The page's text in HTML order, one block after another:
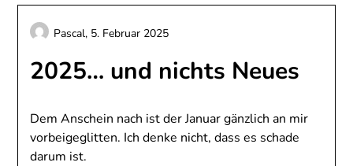
2025… und nichts Neues
Pascal, 5. Februar 2025
Dem Anschein nach ist der Januar gänzlich an mir
vorbeigeglitten. Ich denke nicht, dass es schade
darum ist.